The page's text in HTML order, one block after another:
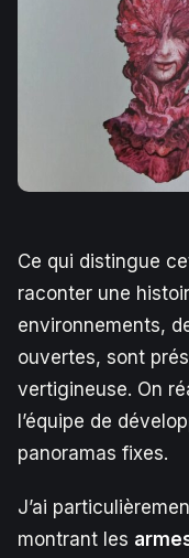
Ce qui distingue
raconter une
environnements,
ouvertes, sont
vertigineuse. On
l’équipe de
panoramas fixes.
J’ai
montrant les